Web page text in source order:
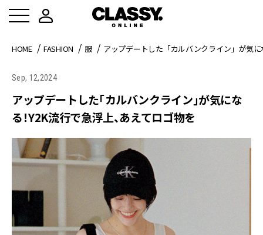
HOME FASHION 服 アップデートした「カルバンクライン」が気
Sep, 12,2024
アップデートした「カルバンクライン」が気にな
る！Y2K流行で急浮上、あえてロゴ物を